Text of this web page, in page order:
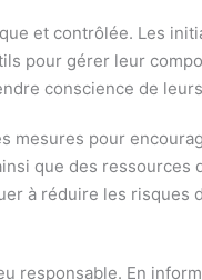
et contrôlée. Les
pour gérer leur
conscience de
mesures pour
que des ressources
à réduire les risques
responsable. En